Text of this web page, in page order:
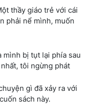
thầy giáo trẻ với cái
phải nể mình, muốn
mình bị tụt lại phía sau
tôi ngừng phát
gì đã xảy ra với
sách này.